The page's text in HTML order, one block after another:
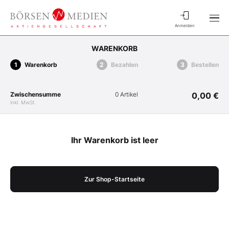
Anmelden
WARENKORB
Warenkorb Bezahlen Bestellen
Zwischensumme
inkl. MwSt.
0 Artikel 0,00 €
Ihr Warenkorb ist leer
Zur Shop-Startseite